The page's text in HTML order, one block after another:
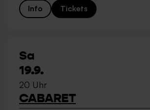
Info Tickets
Sa
19.9.
20 Uhr
CABARET